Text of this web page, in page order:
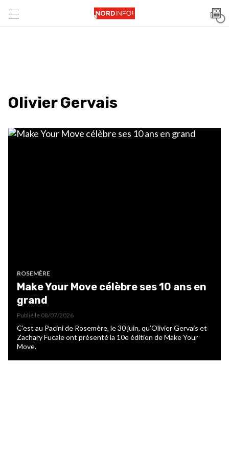
Olivier Gervais
ROSEMÈRE
Make Your Move célèbre ses 10 ans en
grand
Publié le 08/07/2026
C’est au Pacini de Rosemère, le 30 juin, qu’Olivier Gervais et
Zachary Fucale ont présenté la 10e édition de Make Your
Move.